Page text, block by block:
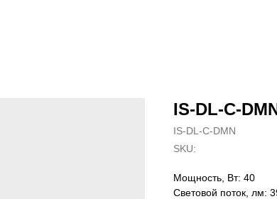
IS-DL-C-
IS-DL-C-DMN
SKU:
Мощность, Вт: 40
Световой поток, лм: